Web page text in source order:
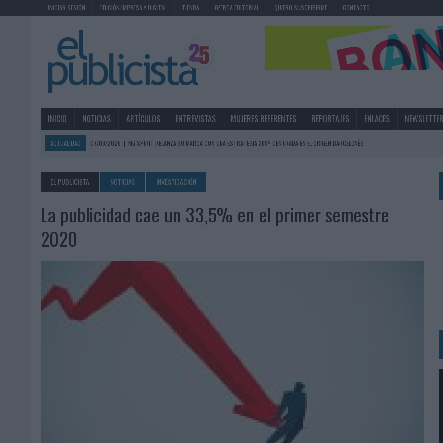
INICIAR SESIÓN EDICIÓN IMPRESA Y DIGITAL TIENDA OFERTA EDITORIAL QUIERO SUSCRIBIRME CONTACTO
INICIO NOTICIAS ARTÍCULOS ENTREVISTAS MUJERES REFERENTES REPORTAJES ENLACES NEWSLETTER
ACTUALIDAD 07/08/2026 | MG SPIRIT RELANZA SU MARCA CON UNA ESTRATEGIA 360º CENTRADA EN EL ORIGEN BARCELONÉS
EL VERANO PONE A PRUEBA LA ESTRATEGIA DIGITAL DE LAS MARCAS
07/08/2026 | VUELING CONVIERTE LOS RECUERDOS EN SOUVENIRS CON IA
07/08/2026
CUANDO SE APAGUE EL SOL, EL ECLIPSE DE 2026 PONDRÁ A PRUEBA LA CREATIVIDAD DE LAS MARCAS
06/08/2026
‘LA VUELTA’, DE FENOMENAL PARA MÁLAGA CF
06/08/2026
EL USO DE LA IA GENERATIVA ALCANZA YA AL 62% DE LOS ESPAÑOLES
06/08/2026
SYSTEM1 NOMBRA A KIMBERLY BASTONI COMO NUEVA DIRECTORA COMERCIAL GLOBAL
06/08/2026
FRIGO Y UNIQLO LANZAN UNA COLECCIÓN PERSONALIZABLE INSPIRADA EN CORNETTO, CALIPPO Y SOLERO
06/08/2026 |
LA IA ESTÁ SUBIENDO EL LISTÓN DE LA CREATIVIDAD
BEON WORLDWIDE LANZA RAÍZ URBANA PARA TRANSFORMAR EL PATRIMONIO HISTÓRICO EN ACTIVOS CULTURALES Y ECONÓMICOS
FABRA COMUNICACIÓN INCORPORA A CASONÁ Y ASUME LA GESTIÓN DE SUS RELACIONES CON LOS MEDIOS
LOPESAN HOTELS & RESORTS ACERCA EL PARAÍSO CANARIO EN SU ÚLTIMA CAMPAÑA INTERNACIONAL
LUIS ARQUILLOS (BURGO DE ARIAS): “LA CONSTRUCCIÓN DE MARCA A LARGO PLAZO Y LA MEDICIÓN SON DOS CARAS DE LA MISMA
‘EL PARAÍSO MÁS CERCA’, DE 22GRADOS PARA LOPESAN HOTELS & RESORTS
‘LA ÚNICA CERVEZA DEL MUNDO QUE SE DISFRUTA DOS VECES’, DE INUSUALY PARA CERVEZA CAPAZ
EL PUBLICISTA NOTICIAS INVESTIGACIÓN
La publicidad cae un 33,5% en el primer semestre
2020